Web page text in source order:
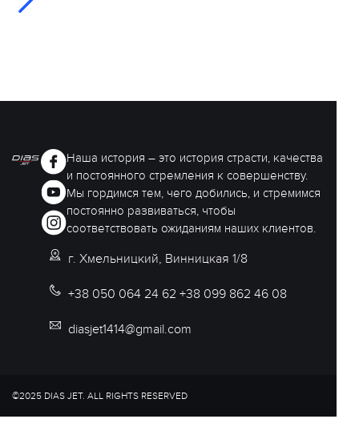
Наша история – это история страсти, качества
и постоянного стремления к совершенству.
Мы гордимся тем, чего добились, и стремимся
постоянно развиваться, чтобы
соответствовать ожиданиям наших клиентов.
г. Хмельницкий, Винницкая 1/8
+38 050 064 24 62 +38 099 862 46 08
diasjet1414@gmail.com
©2025 DIAS JET. ALL RIGHTS RESERVED